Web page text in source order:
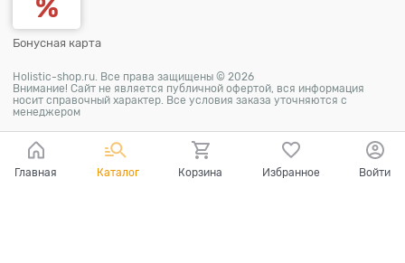
Бонусная карта
Holistic-shop.ru. Все права защищены © 2026
Внимание! Сайт не является публичной офертой, вся информация
носит справочный характер. Все условия заказа уточняются с
менеджером
Главная Каталог Корзина Избранное Войти